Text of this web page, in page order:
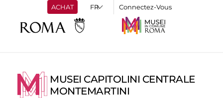
ACHAT Connectez-Vous
MUSEI CAPITOLINI CENTRALE
MONTEMARTINI